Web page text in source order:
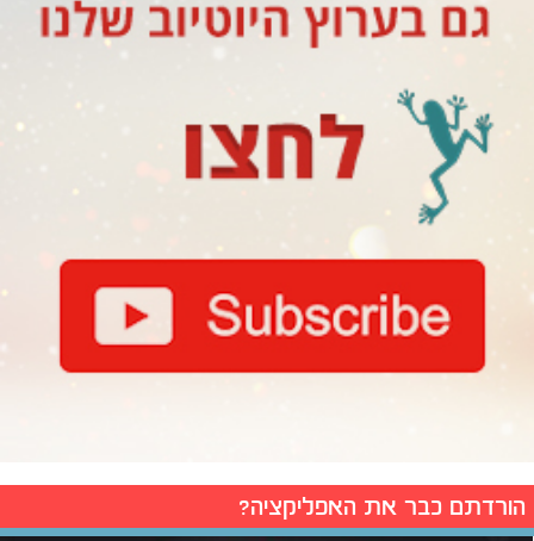
הורדתם כבר את האפליקציה?